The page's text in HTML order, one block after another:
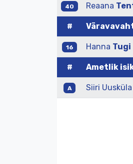
40 Reaana
#
16 Hanna Tugi
# Ametlik
A Siiri Uusküla